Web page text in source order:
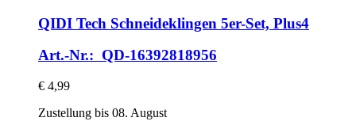
QIDI Tech Schneideklingen 5er-​Set, Plus4
Art.-Nr.: QD-16392818956
€ 4,99
Zustellung bis 08. August